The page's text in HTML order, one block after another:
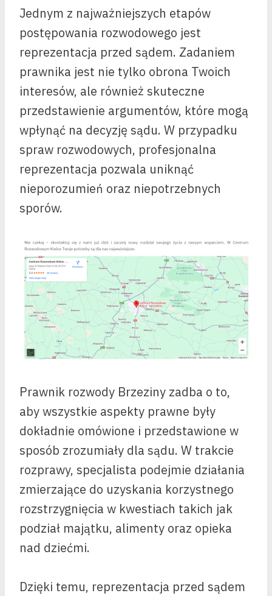
Jednym z najważniejszych etapów
postępowania rozwodowego jest
reprezentacja przed sądem. Zadaniem
prawnika jest nie tylko obrona Twoich
interesów, ale również skuteczne
przedstawienie argumentów, które mogą
wpłynąć na decyzję sądu. W przypadku
spraw rozwodowych, profesjonalna
reprezentacja pozwala uniknąć
nieporozumień oraz niepotrzebnych
sporów.
Prawnik rozwody Brzeziny zadba o to,
aby wszystkie aspekty prawne były
dokładnie omówione i przedstawione w
sposób zrozumiały dla sądu. W trakcie
rozprawy, specjalista podejmie działania
zmierzające do uzyskania korzystnego
rozstrzygnięcia w kwestiach takich jak
podział majątku, alimenty oraz opieka
nad dziećmi.
Dzięki temu, reprezentacja przed sądem